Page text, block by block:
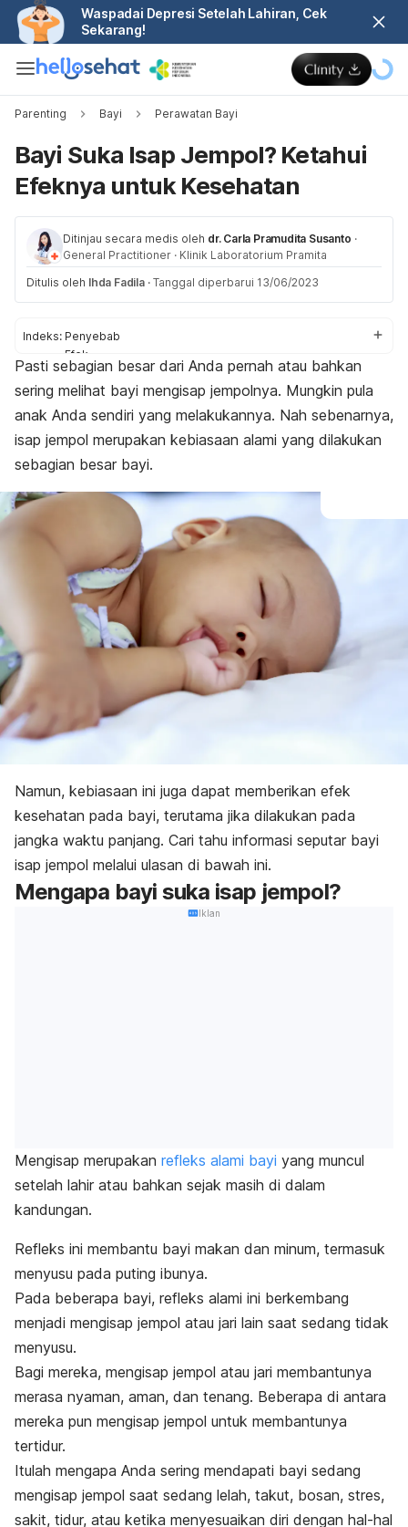
Waspadai Depresi Setelah Lahiran, Cek
Sekarang!
Parenting Bayi Perawatan Bayi
Bayi Suka Isap Jempol? Ketahui
Efeknya untuk Kesehatan
Ditinjau secara medis oleh dr. Carla Pramudita Susanto ·
General Practitioner · Klinik Laboratorium Pramita
Ditulis oleh Ihda Fadila · Tanggal diperbarui 13/06/2023
Indeks: Penyebab
Efek
Cara menghilangkan kebiasaan
Pasti sebagian besar dari Anda pernah atau bahkan
sering melihat bayi mengisap jempolnya. Mungkin pula
anak Anda sendiri yang melakukannya. Nah sebenarnya,
isap jempol merupakan kebiasaan alami yang dilakukan
sebagian besar bayi.
Namun, kebiasaan ini juga dapat memberikan efek
kesehatan pada bayi, terutama jika dilakukan pada
jangka waktu panjang. Cari tahu informasi seputar bayi
isap jempol melalui ulasan di bawah ini.
Mengapa bayi suka isap jempol?
Iklan
Mengisap merupakan refleks alami bayi yang muncul
setelah lahir atau bahkan sejak masih di dalam
kandungan.
Refleks ini membantu bayi makan dan minum, termasuk
menyusu pada puting ibunya.
Pada beberapa bayi, refleks alami ini berkembang
menjadi mengisap jempol atau jari lain saat sedang tidak
menyusu.
Bagi mereka, mengisap jempol atau jari membantunya
merasa nyaman, aman, dan tenang. Beberapa di antara
mereka pun mengisap jempol untuk membantunya
tertidur.
Itulah mengapa Anda sering mendapati bayi sedang
mengisap jempol saat sedang lelah, takut, bosan, stres,
sakit, tidur, atau ketika menyesuaikan diri dengan hal-hal